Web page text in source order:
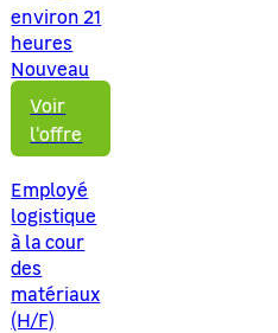
environ 21
heures
Nouveau
Voir
l'offre
Employé
logistique
à la cour
des
matériaux
(H/F)